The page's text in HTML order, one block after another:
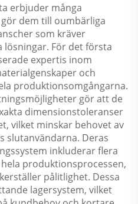
erbjuder många
dem till oumbärliga
som kräver
För det första
expertis inom
och
produktionsomgångarna.
gör att de
dimensionstoleranser
vilket minskar behovet av
slutanvändarna. Deras
inkluderar flera
produktionsprocessen,
pålitlighet. Dessa
lagersystem, vilket